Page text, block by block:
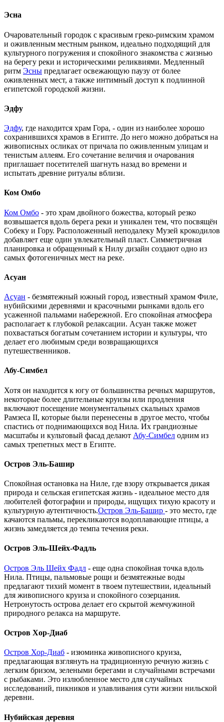
Эсна
Очаровательный городок с красивым греко-римским храмом
и оживленным местным рынком, идеально подходящий для
культурного погружения и спокойного знакомства с жизнью
на берегу реки и историческими реликвиями. Медленный
ритм Эсны предлагает освежающую паузу от более
оживленных мест, а также интимный доступ к подлинной
египетской городской жизни.
Эдфу
Эдфу, где находится храм Гора, - один из наиболее хорошо
сохранившихся храмов в Египте. До него можно добраться на
живописных осликах от причала по оживленным улицам и
тенистым аллеям. Его сочетание величия и очарования
приглашает посетителей шагнуть назад во времени и
испытать древние ритуалы вблизи.
Ком Омбо
Ком Омбо - это храм двойного божества, который резко
возвышается вдоль берега реки и уникален тем, что посвящён
Собеку и Гору. Расположенный неподалеку Музей крокодилов
добавляет еще один увлекательный пласт. Симметричная
планировка и обращенный к Нилу дизайн создают одно из
самых фотогеничных мест на реке.
Асуан
Асуан - безмятежный южный город, известный храмом Филе,
нубийскими деревнями и красочными рынками вдоль его
усаженной пальмами набережной. Его спокойная атмосфера
располагает к глубокой релаксации. Асуан также может
похвастаться богатым сочетанием истории и культуры, что
делает его любимым среди возвращающихся
путешественников.
Абу-Симбел
Хотя он находится к югу от большинства речных маршрутов,
некоторые более длительные круизы или продления
включают посещение монументальных скальных храмов
Рамзеса II, которые были перенесены в другое место, чтобы
спастись от поднимающихся вод Нила. Их грандиозные
масштабы и культовый фасад делают Абу-Симбел одним из
самых трепетных мест в Египте.
Остров Эль-Башир
Спокойная остановка на Ниле, где взору открывается дикая
природа и сельская египетская жизнь - идеальное место для
любителей фотографии и природы, ищущих тихую красоту и
культурную аутентичность.Остров Эль-Башир - это место, где
качаются пальмы, перекликаются водоплавающие птицы, а
жизнь замедляется до темпа течения реки.
Остров Эль-Шейх-Фадль
Остров Эль Шейх Фадл - еще одна спокойная точка вдоль
Нила. Птицы, пальмовые рощи и безмятежные воды
предлагают тихий момент в твоем путешествии, идеальный
для живописного круиза и спокойного созерцания.
Нетронутость острова делает его скрытой жемчужиной
природного релакса на маршруте.
Остров Хор-Диаб
Остров Хор-Диаб - изюминка живописного круиза,
предлагающая взглянуть на традиционную речную жизнь с
легким бризом, зелеными берегами и случайными встречами
с рыбаками. Это излюбленное место для случайных
исследований, пикников и улавливания сути жизни нильской
деревни.
Нубийская деревня